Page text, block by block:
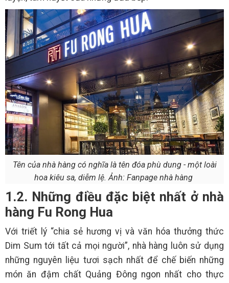
Tên của nhà hàng có nghĩa là tên đóa phù dung - một loài
hoa kiêu sa, diễm lệ. Ảnh: Fanpage nhà hàng
1.2. Những điều đặc biệt nhất ở nhà
hàng Fu Rong Hua
Với triết lý “chia sẻ hương vị và văn hóa thưởng thức
Dim Sum tới tất cả mọi người”, nhà hàng luôn sử dụng
những nguyên liệu tươi sạch nhất để chế biến những
món ăn đậm chất Quảng Đông ngon nhất cho thực